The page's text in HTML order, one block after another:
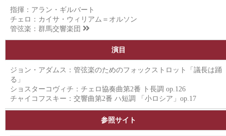
指揮：アラン・ギルバート
チェロ：カイサ・ウィリアム＝オルソン
管弦楽： 群馬交響楽団
演目
ジョン・アダムス：管弦楽のためのフォックストロット「議長は踊
る」
ショスターコヴィチ：チェロ協奏曲第2番 ト長調 op.126
チャイコフスキー：交響曲第2番 ハ短調 「小ロシア」op.17
参照サイト